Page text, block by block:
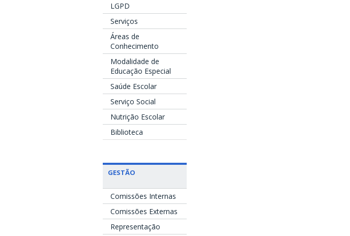
LGPD
Serviços
Áreas de
Conhecimento
Modalidade de
Educação Especial
Saúde Escolar
Serviço Social
Nutrição Escolar
Biblioteca
GESTÃO
Comissões Internas
Comissões Externas
Representação